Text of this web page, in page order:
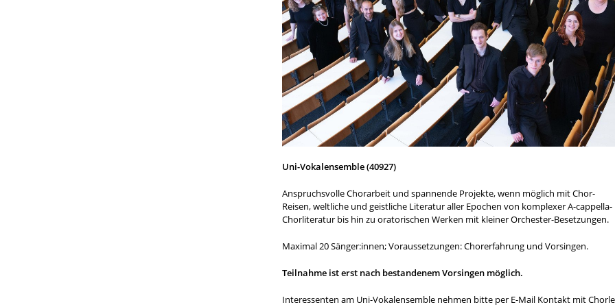
Uni-Vokalensemble (40927)
Anspruchsvolle Chorarbeit und spannende Projekte, wenn möglich mit Chor-
Reisen, weltliche und geistliche Literatur aller Epochen von komplexer A-cappella-
Chorliteratur bis hin zu oratorischen Werken mit kleiner Orchester-Besetzungen.
Maximal 20 Sänger:innen; Voraussetzungen: Chorerfahrung und Vorsingen.
Teilnahme ist erst nach bestandenem Vorsingen möglich.
Interessenten am Uni-Vokalensemble nehmen bitte per E-Mail Kontakt mit